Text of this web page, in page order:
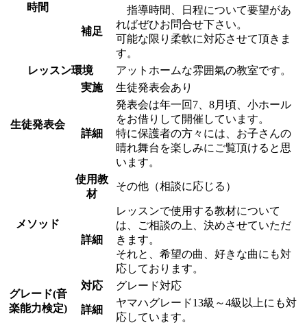
時間
補足
指導時間、日程について要望があ
ればぜひお問合せ下さい。
可能な限り柔軟に対応させて頂きま
す。
レッスン環境
アットホームな雰囲氣の教室です。
生徒発表会
実施 生徒発表会あり
詳細
発表会は年一回7、8月頃、小ホール
をお借りして開催しています。
特に保護者の方々には、お子さんの
晴れ舞台を楽しみにご覧頂けると思
います。
メソッド
使用教
材
その他（相談に応じる）
詳細
レッスンで使用する教材について
は、ご相談の上、決めさせていただ
きます。
それと、希望の曲、好きな曲にも対
応しております。
グレード(音
楽能力検定)
対応 グレード対応
詳細
ヤマハグレード13級～4級以上にも対
応しています。